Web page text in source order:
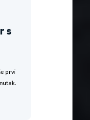
s
prvi